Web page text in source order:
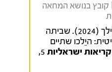
גיליון 5 I פברואר 2024 I קובץ בנושא המחאה
ליטור, לילך (2024). שביתה
היֵלכו שתיים
קריאות ישראליות
5,